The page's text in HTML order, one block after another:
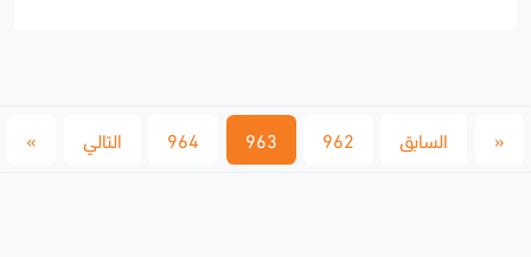
« السابق 962
963
964 التالي »